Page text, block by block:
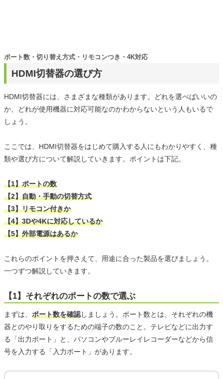
HDMI切替器の選び方
ポート数・切り替え方式・リモコンつき・4K対応
HDMI切替器には、さまざまな種類があります。どれを選べばいいの
か、どれが使用機器に対応可能なのかわからないという人もいるで
しょう。
ここでは、HDMI切替器をはじめて購入する人にもわかりやすく、種
類や選び方について解説していきます。ポイントは下記。
【1】ポートの数
【2】自動・手動の切替方式
【3】リモコン付きか
【4】3Dや4Kに対応しているか
【5】外部電源はあるか
これらのポイントを押さえて、用途に合った製品を選びましょう。
一つずつ解説していきます。
【1】それぞれのポートの数で選ぶ
まずは、 ポート数を確認しましょう。ポート数とは、それぞれの機
器とのやり取りをするための端子の数のこと。テレビなどに出力す
る「出力ポート」と、パソコンやブルーレイレコーダーなどから信
号を入力する「入力ポート」があります。